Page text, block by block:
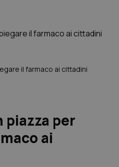
il farmaco ai cittadini
piazza per
ai